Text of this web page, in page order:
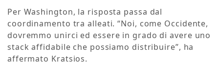
Per Washington, la risposta passa dal
coordinamento tra alleati. “Noi, come Occidente,
dovremmo unirci ed essere in grado di avere uno
stack affidabile che possiamo distribuire”, ha
affermato Kratsios.